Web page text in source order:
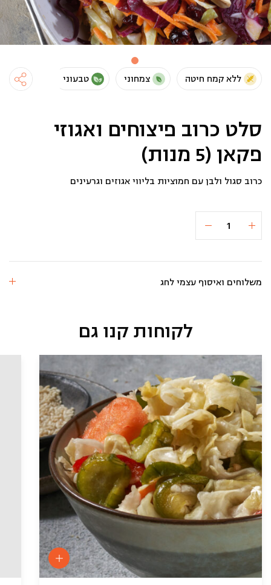
ללא קמח חיטה צמחוני טבעוני
סלט כרוב פיצוחים ואגוזי
פקאן (5 מנות)
כרוב סגול ולבן עם חמוציות בליווי אגוזים וגרעינים
סלט
פיצוחים
פקאן
משלוחים ואיסוף עצמי לחג
לקוחות קנו גם